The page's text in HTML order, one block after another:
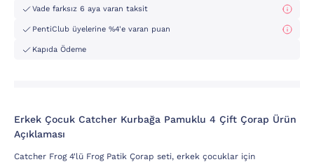
Vade farksız 6 aya varan taksit
PentiClub üyelerine %4'e varan puan
Kapıda Ödeme
Erkek Çocuk Catcher Kurbağa Pamuklu 4 Çift Çorap Ürün
Açıklaması
Catcher Frog 4'lü Frog Patik Çorap seti, erkek çocuklar için